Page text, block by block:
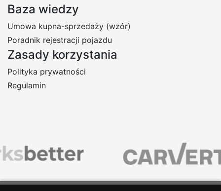
Baza wiedzy
Umowa kupna-sprzedaży (wzór)
Poradnik rejestracji pojazdu
Zasady korzystania
Polityka prywatności
Regulamin